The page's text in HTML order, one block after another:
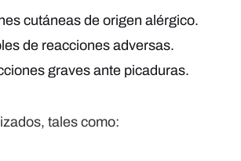
cutáneas de origen alérgico.
de reacciones adversas.
graves ante picaduras.
tales como: